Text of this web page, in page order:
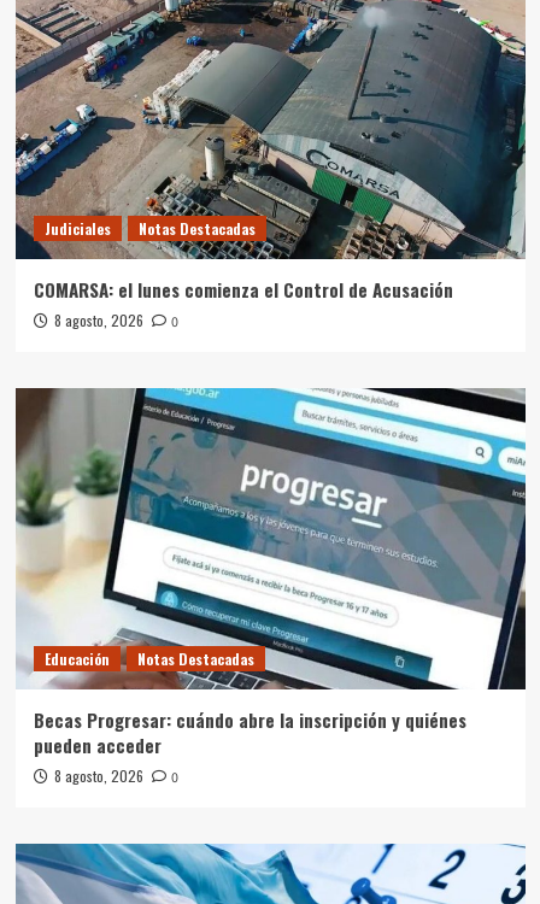
Judiciales Notas Destacadas
COMARSA: el lunes comienza el Control de Acusación
8 agosto, 2026 0
Educación Notas Destacadas
Becas Progresar: cuándo abre la inscripción y quiénes
pueden acceder
8 agosto, 2026 0